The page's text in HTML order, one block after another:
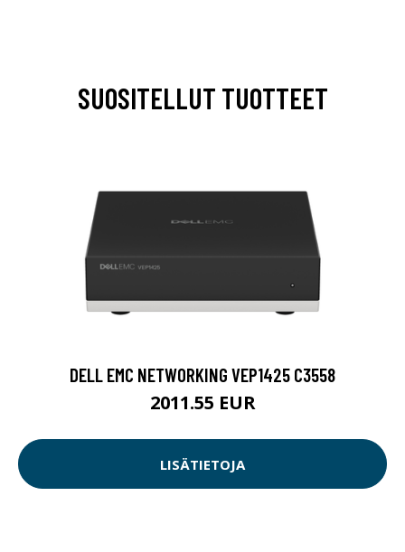
SUOSITELLUT TUOTTEET
DELL EMC NETWORKING VEP1425 C3558
2011.55 EUR
LISÄTIETOJA